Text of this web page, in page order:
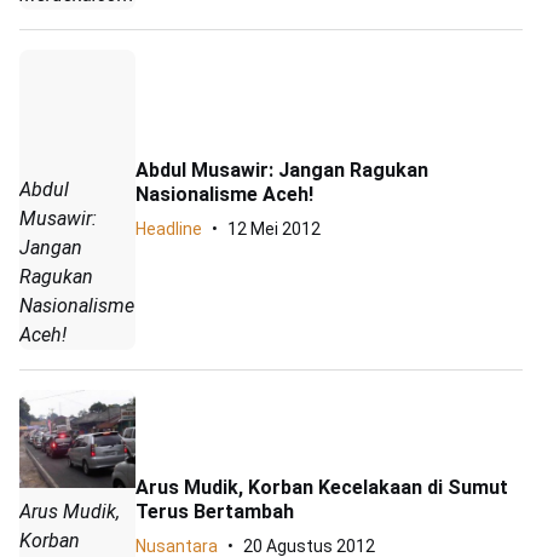
Abdul
Musawir:
Jangan
Ragukan
Nasionalisme
Aceh!
Abdul Musawir: Jangan Ragukan
Nasionalisme Aceh!
Headline 12 Mei 2012
Arus Mudik,
Korban
Arus Mudik, Korban Kecelakaan di Sumut
Terus Bertambah
Nusantara 20 Agustus 2012